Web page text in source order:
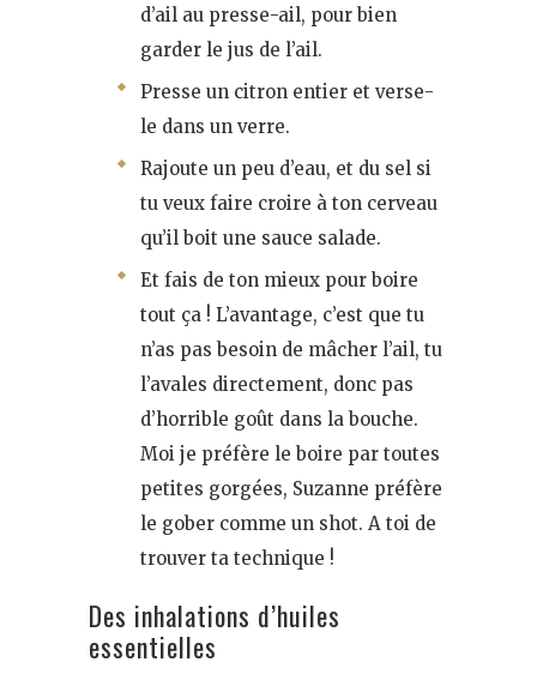
d’ail au presse-ail, pour bien
garder le jus de l’ail.
Presse un citron entier et verse-
le dans un verre.
Rajoute un peu d’eau, et du sel si
tu veux faire croire à ton cerveau
qu’il boit une sauce salade.
Et fais de ton mieux pour boire
tout ça ! L’avantage, c’est que tu
n’as pas besoin de mâcher l’ail, tu
l’avales directement, donc pas
d’horrible goût dans la bouche.
Moi je préfère le boire par toutes
petites gorgées, Suzanne préfère
le gober comme un shot. A toi de
trouver ta technique !
Des inhalations d’huiles
essentielles